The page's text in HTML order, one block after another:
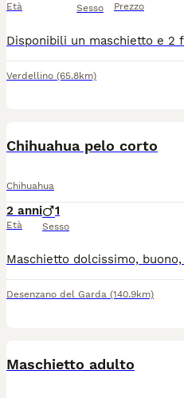
Età Sesso Prezzo
Verdellino (65.8km)
Chihuahua pelo corto
Chihuahua
2 anni
Età
1
Sesso
Desenzano del Garda (140.9km)
Maschietto adulto